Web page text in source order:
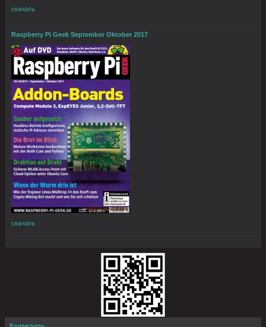
скачать
Raspberry Pi Geek September Oktober 2017
скачать